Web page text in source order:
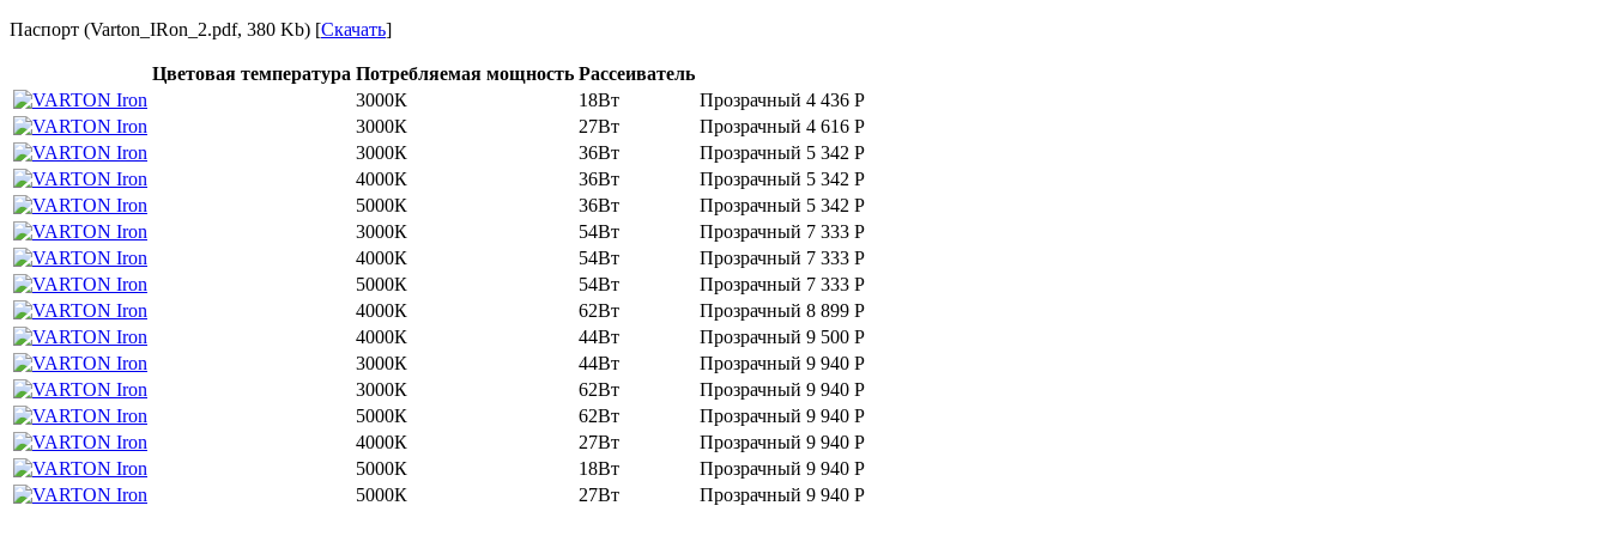
Паспорт (Varton_IRon_2.pdf, 380 Kb) [Скачать]
Цветовая температура Потребляемая мощность Рассеиватель
3000К
18Вт Прозрачный 4 436 Р
3000К
27Вт Прозрачный 4 616 Р
3000К
36Вт Прозрачный 5 342 Р
4000К
36Вт Прозрачный 5 342 Р
5000К
36Вт Прозрачный 5 342 Р
3000К
54Вт Прозрачный 7 333 Р
4000К
54Вт Прозрачный 7 333 Р
5000К
54Вт Прозрачный 7 333 Р
4000К
62Вт Прозрачный 8 899 Р
4000К
44Вт Прозрачный 9 500 Р
3000К
44Вт Прозрачный 9 940 Р
3000К
62Вт Прозрачный 9 940 Р
5000К
62Вт Прозрачный 9 940 Р
4000К
27Вт Прозрачный 9 940 Р
5000К
18Вт Прозрачный 9 940 Р
5000К
27Вт Прозрачный 9 940 Р